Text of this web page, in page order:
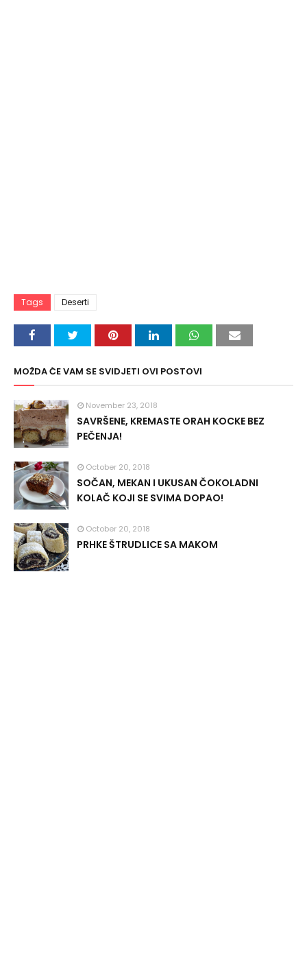
Tags Deserti
MOŽDA ĆE VAM SE SVIDJETI OVI POSTOVI
November 23, 2018
SAVRŠENE, KREMASTE ORAH KOCKE BEZ
PEČENJA!
October 20, 2018
SOČAN, MEKAN I UKUSAN ČOKOLADNI
KOLAČ KOJI SE SVIMA DOPAO!
October 20, 2018
PRHKE ŠTRUDLICE SA MAKOM